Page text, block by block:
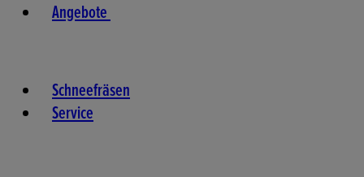
Angebote
Schneefräsen
Service